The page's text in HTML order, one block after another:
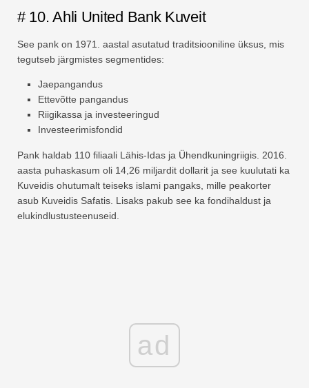
# 10. Ahli United Bank Kuveit
See pank on 1971. aastal asutatud traditsiooniline üksus, mis
tegutseb järgmistes segmentides:
Jaepangandus
Ettevõtte pangandus
Riigikassa ja investeeringud
Investeerimisfondid
Pank haldab 110 filiaali Lähis-Idas ja Ühendkuningriigis. 2016.
aasta puhaskasum oli 14,26 miljardit dollarit ja see kuulutati ka
Kuveidis ohutumalt teiseks islami pangaks, mille peakorter
asub Kuveidis Safatis. Lisaks pakub see ka fondihaldust ja
elukindlustusteenuseid.
ad